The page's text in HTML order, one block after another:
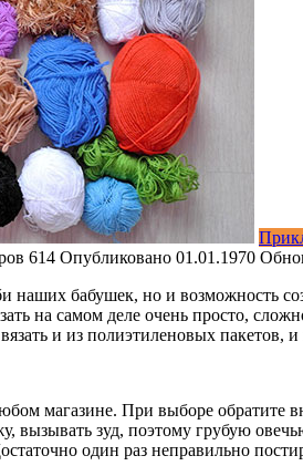
614 Опубликовано 01.01.1970
наших бабушек, но и возможность
на самом деле очень просто,
и из полиэтиленовых
магазине. При выборе обратите
вызывать зуд, поэтому грубую
один раз неправильно